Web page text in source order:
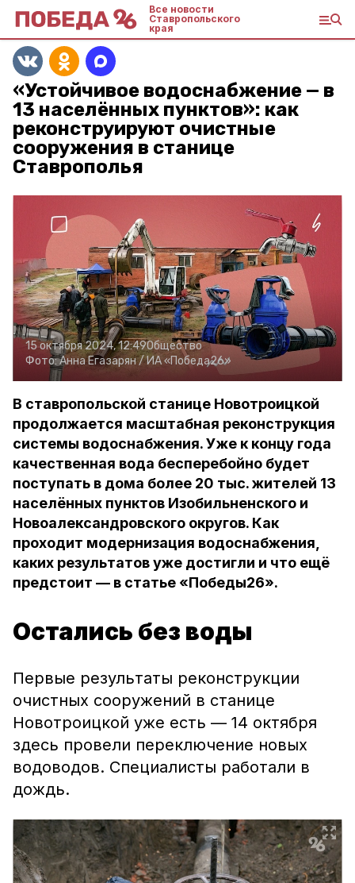
Все новости
Ставропольского
края
«Устойчивое водоснабжение — в
13 населённых пунктов»: как
реконструируют очистные
сооружения в станице
Ставрополья
15 октября 2024, 12:49Общество
Фото:Анна Егазарян /ИА «Победа26»
В ставропольской станице Новотроицкой
продолжается масштабная реконструкция
системы водоснабжения. Уже к концу года
качественная вода бесперебойно будет
поступать в дома более 20 тыс. жителей 13
населённых пунктов Изобильненского и
Новоалександровского округов. Как
проходит модернизация водоснабжения,
каких результатов уже достигли и что ещё
предстоит — в статье «Победы26».
Остались без воды
Первые результаты реконструкции
очистных сооружений в станице
Новотроицкой уже есть — 14 октября
здесь провели переключение новых
водоводов. Специалисты работали в
дождь.